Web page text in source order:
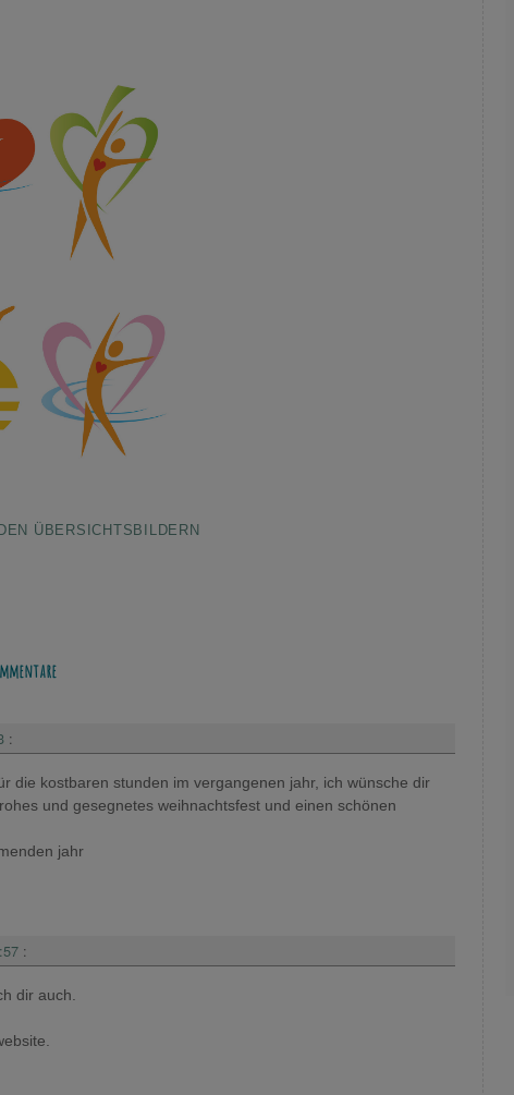
ÜBERSICHTSBILDERN
:
die kostbaren stunden im vergangenen jahr, ich wünsche dir
und gesegnetes weihnachtsfest und einen schönen
jahr
:
dir auch.